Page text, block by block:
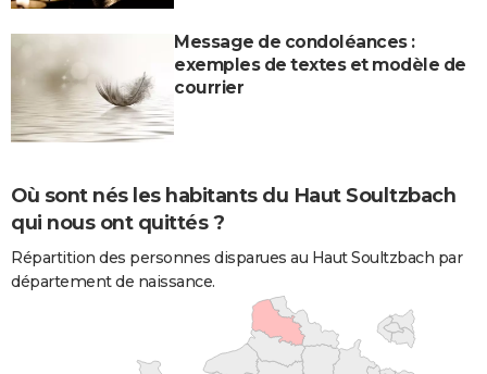
Message de condoléances :
exemples de textes et modèle de
courrier
Où sont nés les habitants du Haut Soultzbach
qui nous ont quittés ?
Répartition des personnes disparues au Haut Soultzbach par
département de naissance.